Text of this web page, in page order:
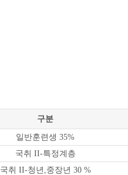
구분
일반훈련생 35%
국취 II-특정계층
국취 II-청년,중장년 30 %